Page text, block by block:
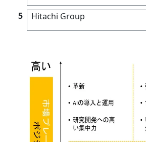
5 Hitachi Group